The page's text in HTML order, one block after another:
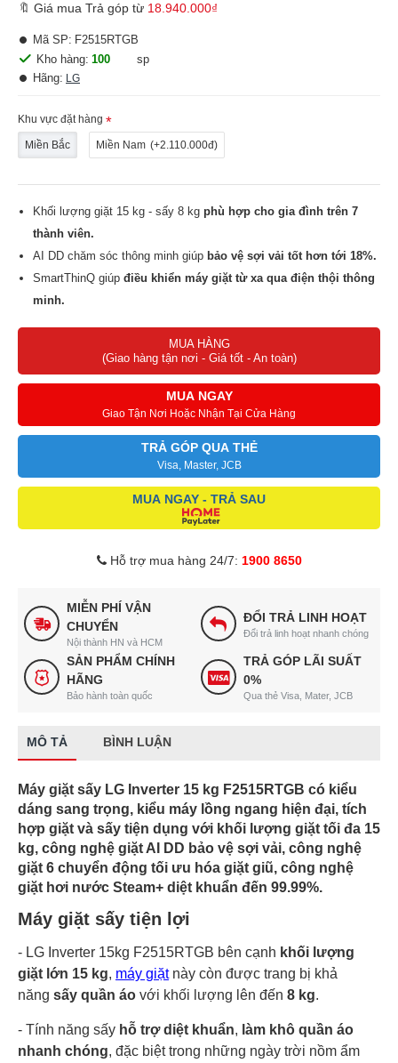
🔖 Giá mua Trả góp từ 18.940.000₫
Kho hàng: 100
sp
Hãng: LG
Mã SP: F2515RTGB
Khu vực đặt hàng
Miền Bắc Miền Nam (+2.110.000đ)
Khối lượng giặt 15 kg - sấy 8 kg phù hợp cho gia đình trên 7
thành viên.​
AI DD chăm sóc thông minh giúp bảo vệ sợi vải tốt hơn tới 18%.
SmartThinQ giúp điều khiển máy giặt từ xa qua điện thội thông
minh.
Công nghệ giặt 6 chuyển động
giúp tối ưu hóa tác dụng giặt giũ.
giảm nhăn, diệt khuẩn, ngăn dị ứng.
MUA HÀNG
(Giao hàng tận nơi - Giá tốt - An toàn)
MUA NGAY
Giao Tận Nơi Hoặc Nhận Tại Cửa Hàng
TRẢ GÓP QUA THẺ
Visa, Master, JCB
MUA NGAY - TRẢ SAU
Hỗ trợ mua hàng 24/7: 1900 8650
MIỄN PHÍ VẬN
CHUYỂN
Nội thành HN và HCM
ĐỔI TRẢ LINH HOẠT
Đổi trả linh hoạt nhanh chóng
SẢN PHẨM CHÍNH
HÃNG
Bảo hành toàn quốc
TRẢ GÓP LÃI SUẤT
0%
Qua thẻ Visa, Mater, JCB
MÔ TẢ BÌNH LUẬN
Máy giặt sấy LG Inverter 15 kg F2515RTGB có kiểu
dáng sang trọng, kiểu máy lồng ngang hiện đại, tích
hợp giặt và sấy tiện dụng với khối lượng giặt tối đa 15
kg, công nghệ giặt AI DD bảo vệ sợi vải, công nghệ
giặt 6 chuyển động tối ưu hóa giặt giũ, công nghệ
giặt hơi nước Steam+ diệt khuẩn đến 99.99%.
Máy giặt sấy tiện lợi
- LG Inverter 15kg F2515RTGB bên cạnh khối lượng
giặt lớn 15 kg, máy giặtnày còn được trang bị khả
năng sấy quần áo với khối lượng lên đến 8 kg.
- Tính năng sấy hỗ trợ diệt khuẩn, làm khô quần áo
nhanh chóng, đặc biệt trong những ngày trời nồm ẩm